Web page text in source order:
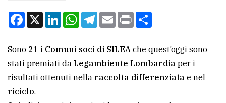
CERCA
per
comune
Ricerca
Facebook
X LinkedInWhatsApp
Telegram
EmailPrint
Sono 21 i Comuni soci di SILEA che quest’oggi sono
stati premiati da Legambiente Lombardia per i
risultati ottenuti nella raccolta differenziata e nel
riciclo.